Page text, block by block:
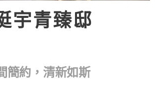
宇青臻邸
簡約，清新如斯